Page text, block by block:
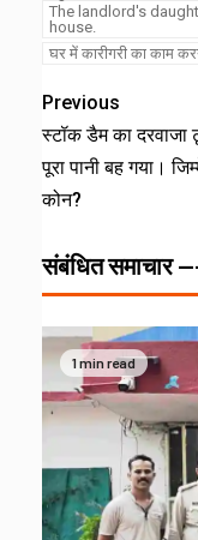
The landlord's
house.
घर में कारीगरी का काम
Previous
स्टॉक डैम का
पूरा पानी बह गया।
कोन?
संबंधित समाचार
1 min read